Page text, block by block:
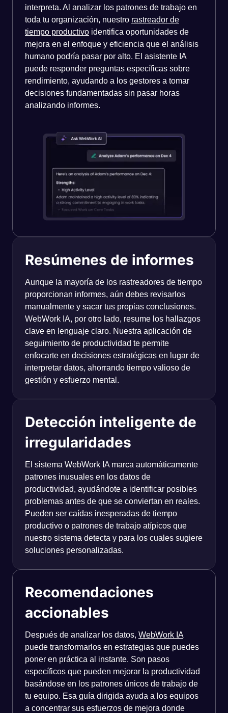
interpreta. Al analizar los patrones de trabajo en
toda tu organización, nuestro rastreador de
tiempo productivo identifica oportunidades de
mejora en el enfoque y eficiencia que el análisis
humano podría pasar por alto. El asistente IA
puede responder preguntas específicas sobre
rendimiento, ayudando a los gestores a tomar
decisiones fundamentadas sin pasar horas
analizando informes.
Resúmenes de informes
Aunque la mayoría de los rastreadores de tiempo
proporcionan informes, aún debes revisarlos
manualmente y sacar tus propias conclusiones.
WebWork IA, por otro lado, resume los hallazgos
clave en lenguaje claro. Nuestra aplicación de
seguimiento de productividad te permite
enfocarte en decisiones estratégicas en lugar de
interpretar datos, ahorrando tiempo valioso de
gestión y esfuerzo mental.
Detección inteligente de
irregularidades
El sistema WebWork IA marca automáticamente
patrones inusuales en los datos de
productividad, ayudándote a identificar posibles
problemas antes de que se conviertan en reales.
Pueden ser caídas inesperadas de tiempo
productivo o patrones de trabajo atípicos que
nuestro sistema detecta y para los cuales sugiere
soluciones personalizadas.
Recomendaciones
accionables
Después de analizar los datos, WebWork IA
puede transformarlos en estrategias que puedes
poner en práctica al instante. Son pasos
específicos que pueden mejorar la productividad
basándose en los patrones únicos de trabajo de
tu equipo. Esa guía dirigida ayuda a los equipos
a concentrar sus esfuerzos de mejora donde